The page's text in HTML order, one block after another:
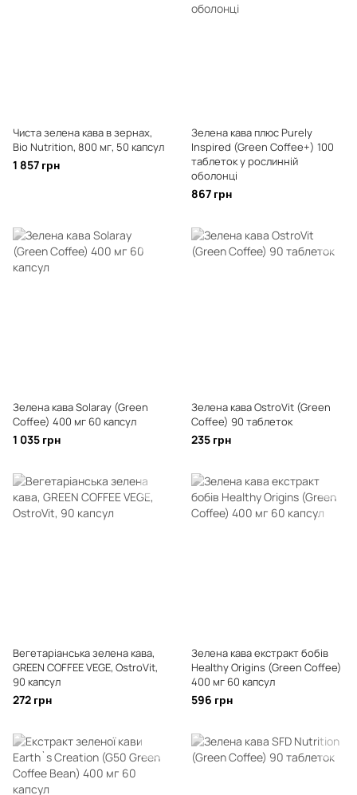
Чиста зелена кава в зернах,
Bio Nutrition, 800 мг, 50 капсул
1 857 грн
Зелена кава плюс Purely
Inspired (Green Coffee+) 100
таблеток у рослинній
оболонці
867 грн
Зелена кава Solaray (Green
Coffee) 400 мг 60 капсул
1 035 грн
Зелена кава OstroVit (Green
Coffee) 90 таблеток
235 грн
Вегетаріанська зелена кава,
GREEN COFFEE VEGE, OstroVit,
90 капсул
272 грн
Зелена кава екстракт бобів
Healthy Origins (Green Coffee)
400 мг 60 капсул
596 грн